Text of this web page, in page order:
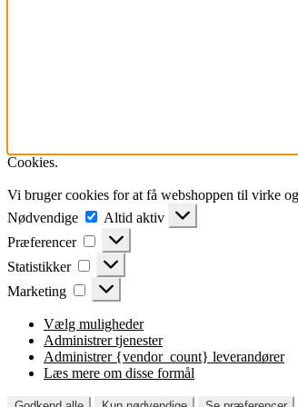
Cookies.
Vi bruger cookies for at få webshoppen til virke
Nødvendige
Nødvendige
Altid aktiv
Præferencer
Præferencer
Statistikker Statistikker
Marketing Marketing
Vælg muligheder
Administrer tjenester
Administrer {vendor_count} leverandører
Læs mere om disse formål